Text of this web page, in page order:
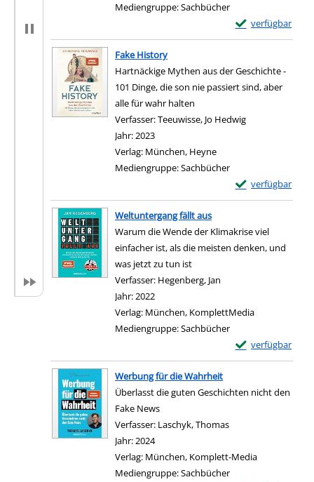
Mediengruppe:Sachbücher
verfügbar
Exemplar-Details
Zum Download
Fake History
Hartnäckige Mythen aus der Geschichte -
101 Dinge, die son nie passiert sind, aber
alle für wahr halten
Verfasser:Teeuwisse, Jo Hedwig
Jahr:2023
Verlag: München, Heyne
Mediengruppe:Sachbücher
verfügbar
Exemplar-Details
Zum Download
Weltuntergang fällt aus
Warum die Wende der Klimakrise viel
einfacher ist, als die meisten denken, und
was jetzt zu tun ist
Verfasser: Hegenberg, Jan
Jahr:2022
Verlag: München, KomplettMedia
Mediengruppe:Sachbücher
verfügbar
Exemplar-
Zum Download
Werbung für die Wahrheit
Überlasst die guten Geschichten nicht den
Fake News
Verfasser: Laschyk, Thomas
Jahr:2024
Verlag: München, Komplett-Media
Mediengruppe:Sachbücher